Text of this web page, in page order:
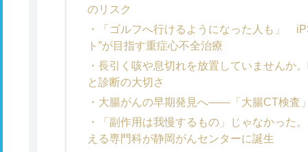
のリスク
「ゴルフへ行けるようになった人も」
ト”が目指す重症心不全治療
長引く咳や息切れを放置していませんか
と診断の大切さ
大腸がんの早期発見へ――「大腸CT検査
「副作用は我慢するもの」じゃなかった
える専門科が静岡がんセンターに誕生